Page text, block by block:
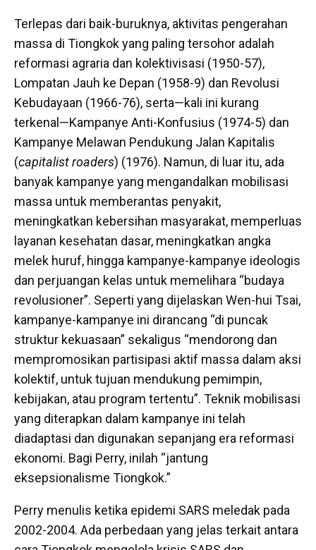
Terlepas dari baik-buruknya, aktivitas pengerahan
massa di Tiongkok yang paling tersohor adalah
reformasi agraria dan kolektivisasi (1950-57),
Lompatan Jauh ke Depan (1958-9) dan Revolusi
Kebudayaan (1966-76), serta—kali ini kurang
terkenal—Kampanye Anti-Konfusius (1974-5) dan
Kampanye Melawan Pendukung Jalan Kapitalis
(capitalist roaders) (1976). Namun, di luar itu, ada
banyak kampanye yang mengandalkan mobilisasi
massa untuk memberantas penyakit,
meningkatkan kebersihan masyarakat, memperluas
layanan kesehatan dasar, meningkatkan angka
melek huruf, hingga kampanye-kampanye ideologis
dan perjuangan kelas untuk memelihara “budaya
revolusioner”. Seperti yang dijelaskan Wen-hui Tsai,
kampanye-kampanye ini dirancang “di puncak
struktur kekuasaan” sekaligus “mendorong dan
mempromosikan partisipasi aktif massa dalam aksi
kolektif, untuk tujuan mendukung pemimpin,
kebijakan, atau program tertentu”. Teknik mobilisasi
yang diterapkan dalam kampanye ini telah
diadaptasi dan digunakan sepanjang era reformasi
ekonomi. Bagi Perry, inilah “jantung
eksepsionalisme Tiongkok.”
Perry menulis ketika epidemi SARS meledak pada
2002-2004. Ada perbedaan yang jelas terkait antara